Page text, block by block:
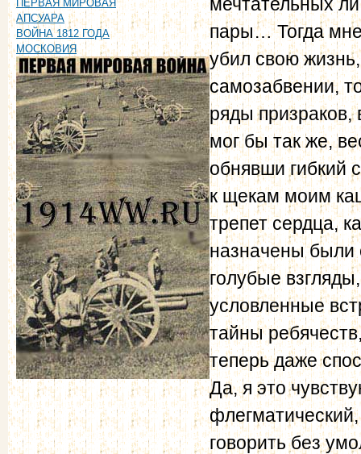
ПЕРВАЯ МИРОВАЯ
АПСУАРА
ВОЙНА 1812 ГОДА
МОСКОВИЯ
пары… Тогда мне
убил свою
самозабвении,
ряды призраков,
мог бы так же,
обнявши гибкий
к щекам моим
трепет сердца,
назначены были
голубые
условленные
тайны
теперь даже
Да, я это
говорить без